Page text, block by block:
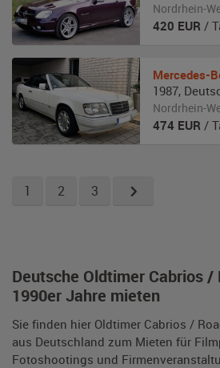
Deutsche Oldtimer Cabrios /
1990er Jahre mieten
Sie finden hier Oldtimer Cabrios /
aus Deutschland zum Mieten für
Fotoshootings und
Nordrhein-
420 EUR /
Mercedes-
1987,
Nordrhein-
474 EUR /
1 2 3